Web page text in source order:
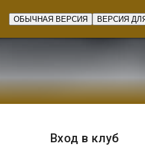
ОБЫЧНАЯ ВЕРСИЯ ВЕРСИЯ
Вход в клуб